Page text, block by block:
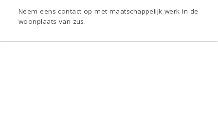
Neem eens contact op met maatschappelijk werk in de
woonplaats van zus.